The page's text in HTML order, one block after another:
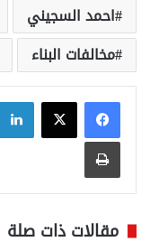
احمد السجيني
مخالفات البناء
طباعة
مقالات ذات صلة